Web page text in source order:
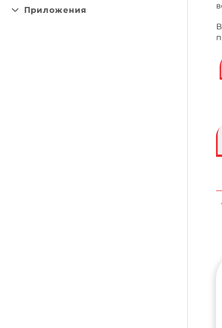
Приложения